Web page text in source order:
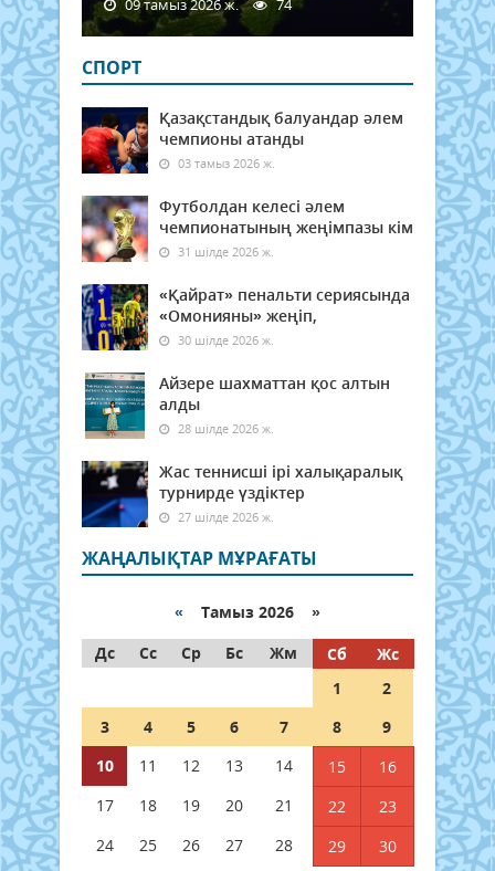
09 тамыз 2026 ж. 74
СПОРТ
Қазақстандық балуандар әлем
чемпионы атанды
03 тамыз 2026 ж.
Футболдан келесі әлем
чемпионатының жеңімпазы кім
31 шілде 2026 ж.
«Қайрат» пенальти сериясында
«Омонияны» жеңіп,
30 шілде 2026 ж.
Айзере шахматтан қос алтын
алды
28 шілде 2026 ж.
Жас теннисші ірі халықаралық
турнирде үздіктер
27 шілде 2026 ж.
ЖАҢАЛЫҚТАР МҰРАҒАТЫ
« Тамыз 2026 »
Дс
Сс Ср Бс Жм Сб
Жс
1
2
3
4 5 6 7 8
9
10
11 12 13 14 15
16
17
18 19 20 21 22
23
24
25 26 27 28 29 30